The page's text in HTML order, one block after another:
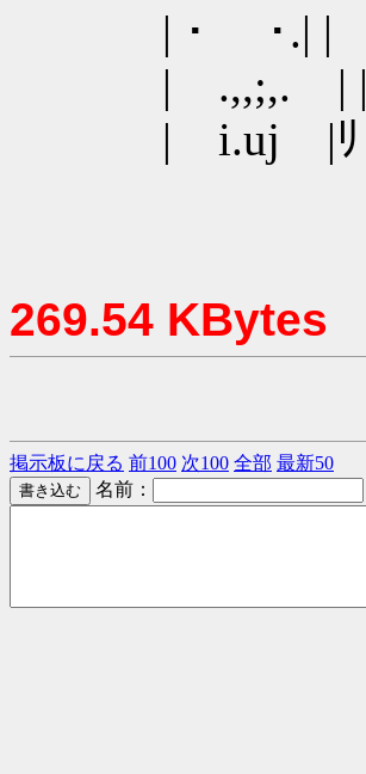
| ･ ･.| |
| .,,;,. | |
| i.uj |ﾘ
269.54 KBytes
掲示板に戻る 前100 次100 全部 最新50
名前：